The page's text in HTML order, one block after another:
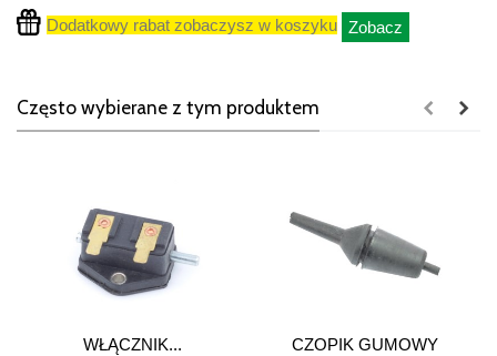
Dodatkowy rabat zobaczysz w koszyku Zobacz
Często wybierane z tym produktem
WŁĄCZNIK...
CZOPIK GUMOWY